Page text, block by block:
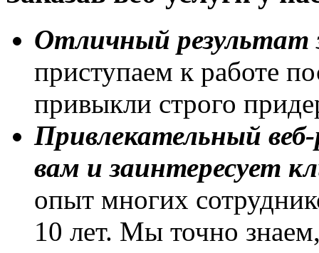
Отличный результат
приступаем к работе
привыкли строго
Привлекательный
вам и заинтересует
опыт многих
10 лет. Мы точно